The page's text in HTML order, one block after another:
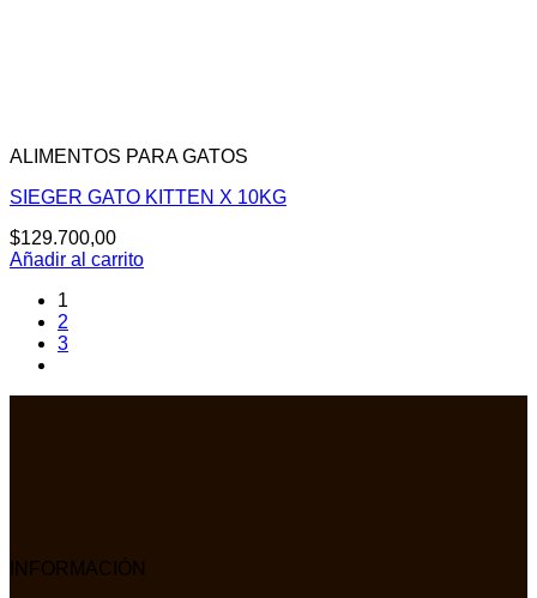
ALIMENTOS PARA GATOS
SIEGER GATO KITTEN X 10KG
$129.700,00
Añadir al carrito
1
2
3
INFORMACIÓN